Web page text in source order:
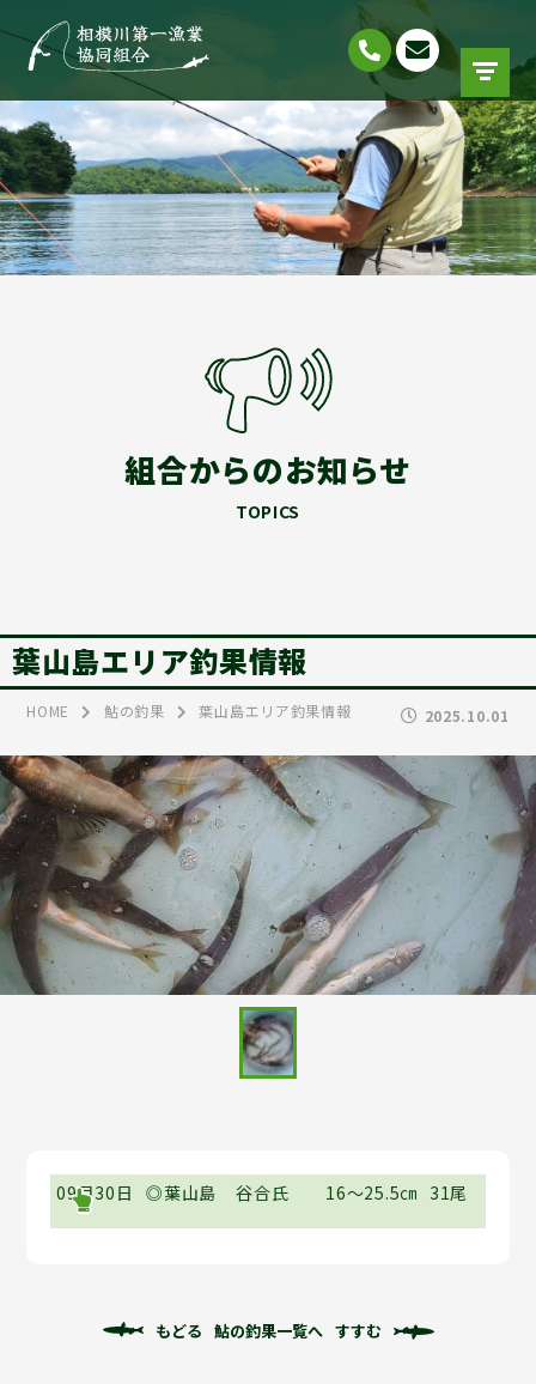
組合からのお知らせ
TOPICS
葉山島エリア釣果情報
HOME 鮎の釣果 葉山島エリア釣果情報 2025.10.01
09月30日 ◎葉山島 谷合氏 16～25.5㎝ 31尾
もどる 鮎の釣果一覧へ すすむ